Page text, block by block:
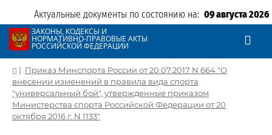
Актуальные документы по состоянию на: 09 августа 2026
ЗАКОНЫ, КОДЕКСЫ И
НОРМАТИВНО-ПРАВОВЫЕ АКТЫ
РОССИЙСКОЙ ФЕДЕРАЦИИ
| Приказ Минспорта России от 20.07.2017 N 664 "О
внесении изменений в правила вида спорта
"универсальный бой", утвержденные приказом
Министерства спорта Российской Федерации от 20
октября 2016 г. N 1133"